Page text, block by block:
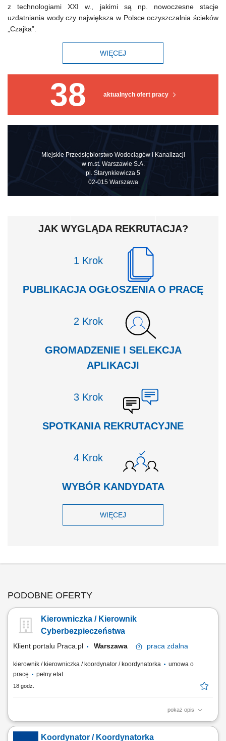
38 aktualnych ofert pracy
Miejskie Przedsiębiorstwo Wodociągów i Kanalizacji
w m.st. Warszawie S.A.
pl. Starynkiewicza 5
02-015 Warszawa
z technologiami XXI w., jakimi są np. nowoczesne stacje
uzdatniania wody czy największa w Polsce oczyszczalnia ścieków
„Czajka”.
WIĘCEJ
JAK WYGLĄDA REKRUTACJA?
Krok
PUBLIKACJA OGŁOSZENIA O PRACĘ
Krok
GROMADZENIE I SELEKCJA
APLIKACJI
Krok
SPOTKANIA REKRUTACYJNE
Krok
WYBÓR KANDYDATA
WIĘCEJ
PODOBNE OFERTY
Kierowniczka / Kierownik
Cyberbezpieczeństwa
Klient portalu Praca.pl Warszawa praca zdalna
kierownik / kierowniczka / koordynator / koordynatorka
umowa o
pracę
pełny etat
18 godz.
pokaż opis
Zarządzanie pracą zespołu CERT i zapewnienie ciągłości jego
działania. Koordynowanie obsługi oraz eskalacji incydentów
cyberbezpieczeństwa. Rozwijanie, motywowanie i organizowanie pracy
Koordynator / Koordynatorka